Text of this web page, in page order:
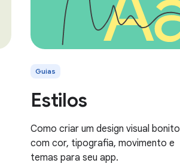
Guias
Estilos
Como criar um design visual bonito
com cor, tipografia, movimento e
temas para seu app.